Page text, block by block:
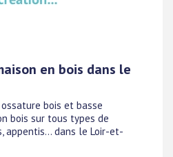
en bois dans le
bois et basse
bois sur tous types de
appentis... dans le Loir-et-